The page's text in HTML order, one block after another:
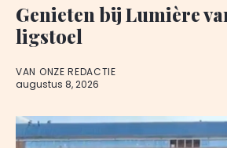
Genieten bij Lumière
ligstoel
VAN ONZE REDACTIE
augustus 8, 2026